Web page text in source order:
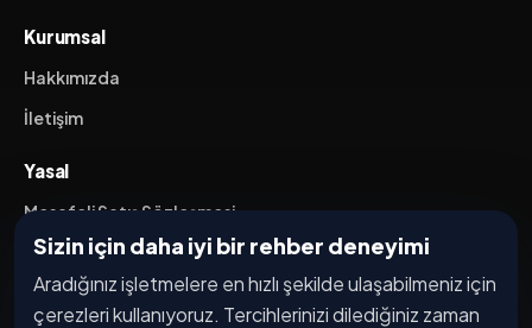
Sizin için daha iyi bir rehber deneyimi
Aradığınız işletmelere en hızlı şekilde ulaşabilmeniz için
çerezleri kullanıyoruz. Tercihlerinizi dilediğiniz zaman
Kurumsal
Hakkımızda
İletişim
Yasal
Mesafeli Satış Sözleşmesi
İptal / İade Koşulları
Hizmet Şartları